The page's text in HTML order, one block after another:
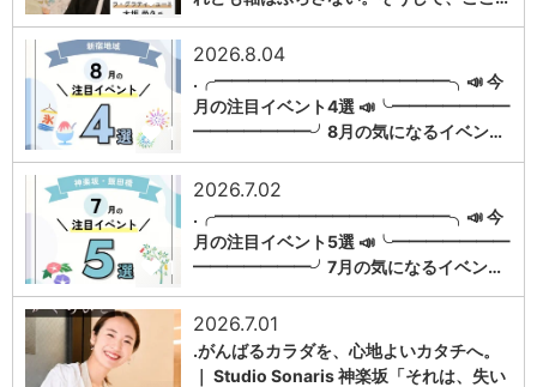
1
2026.8.04
.╭━━━━━━━━━━━━━━╮📣 今
月の注目イベント4選 📣╰━━━━━━━
━━━━━━━╯8月の気になるイベン…
1
2026.7.02
.╭━━━━━━━━━━━━━━╮📣 今
月の注目イベント5選 📣╰━━━━━━━
━━━━━━━╯7月の気になるイベン…
2026.7.01
.がんばるカラダを、心地よいカタチへ。
｜ Studio Sonaris 神楽坂「それは、失い